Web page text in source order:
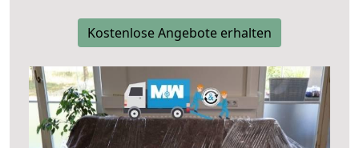
Kostenlose Angebote erhalten